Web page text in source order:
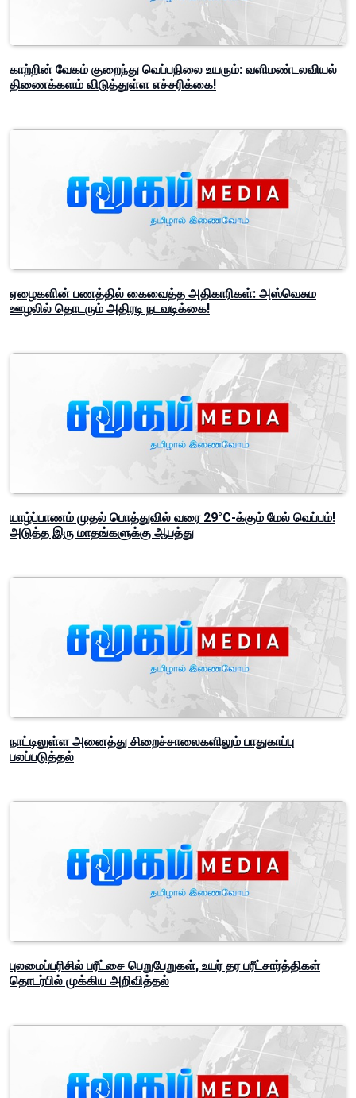
காற்றின் வேகம் குறைந்து வெப்பநிலை உயரும்: வளிமண்டலவியல்
திணைக்களம் விடுத்துள்ள எச்சரிக்கை!
ஏழைகளின் பணத்தில் கைவைத்த அதிகாரிகள்: அஸ்வெசும
ஊழலில் தொடரும் அதிரடி நடவடிக்கை!
யாழ்ப்பாணம் முதல் பொத்துவில் வரை 29°C-க்கும் மேல் வெப்பம்!
அடுத்த இரு மாதங்களுக்கு ஆபத்து
நாட்டிலுள்ள அனைத்து சிறைச்சாலைகளிலும் பாதுகாப்பு
பலப்படுத்தல்
புலமைப்பரிசில் பரீட்சை பெறுபேறுகள், உயர் தர பரீட்சார்த்திகள்
தொடர்பில் முக்கிய அறிவித்தல்